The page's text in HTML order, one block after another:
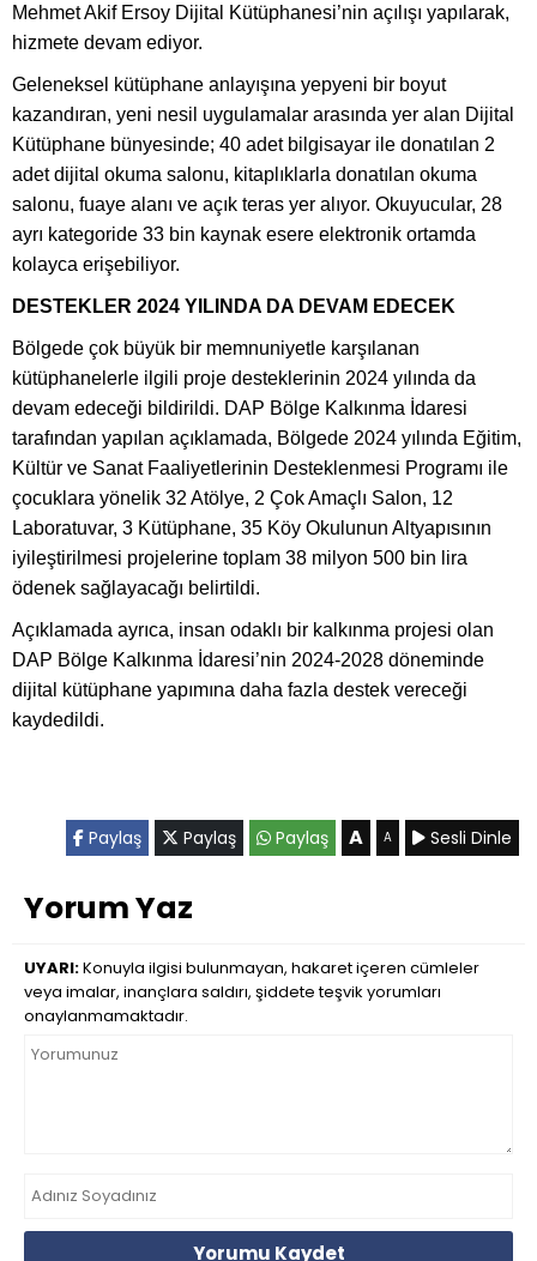
Mehmet Akif Ersoy Dijital Kütüphanesi’nin açılışı yapılarak,
hizmete devam ediyor.
Geleneksel kütüphane anlayışına yepyeni bir boyut
kazandıran, yeni nesil uygulamalar arasında yer alan Dijital
Kütüphane bünyesinde; 40 adet bilgisayar ile donatılan 2
adet dijital okuma salonu, kitaplıklarla donatılan okuma
salonu, fuaye alanı ve açık teras yer alıyor. Okuyucular, 28
ayrı kategoride 33 bin kaynak esere elektronik ortamda
kolayca erişebiliyor.
DESTEKLER 2024 YILINDA DA DEVAM EDECEK
Bölgede çok büyük bir memnuniyetle karşılanan
kütüphanelerle ilgili proje desteklerinin 2024 yılında da
devam edeceği bildirildi. DAP Bölge Kalkınma İdaresi
tarafından yapılan açıklamada, Bölgede 2024 yılında Eğitim,
Kültür ve Sanat Faaliyetlerinin Desteklenmesi Programı ile
çocuklara yönelik 32 Atölye, 2 Çok Amaçlı Salon, 12
Laboratuvar, 3 Kütüphane, 35 Köy Okulunun Altyapısının
iyileştirilmesi projelerine toplam 38 milyon 500 bin lira
ödenek sağlayacağı belirtildi.
Açıklamada ayrıca, insan odaklı bir kalkınma projesi olan
DAP Bölge Kalkınma İdaresi’nin 2024-2028 döneminde
dijital kütüphane yapımına daha fazla destek vereceği
kaydedildi.
Paylaş Paylaş Paylaş A A Sesli Dinle
Yorum Yaz
UYARI:Konuyla ilgisi bulunmayan, hakaret içeren cümleler
veya imalar, inançlara saldırı, şiddete teşvik yorumları
onaylanmamaktadır.
Yorumu Kaydet